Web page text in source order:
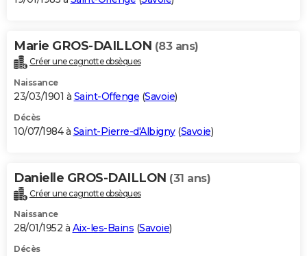
Marie GROS-DAILLON (83 ans)
Créer une cagnotte obsèques
Naissance
23/03/1901 à Saint-Offenge (Savoie)
Décès
10/07/1984 à Saint-Pierre-d'Albigny(Savoie)
Danielle GROS-DAILLON (31 ans)
Créer une cagnotte obsèques
Naissance
28/01/1952 à Aix-les-Bains (Savoie)
Décès